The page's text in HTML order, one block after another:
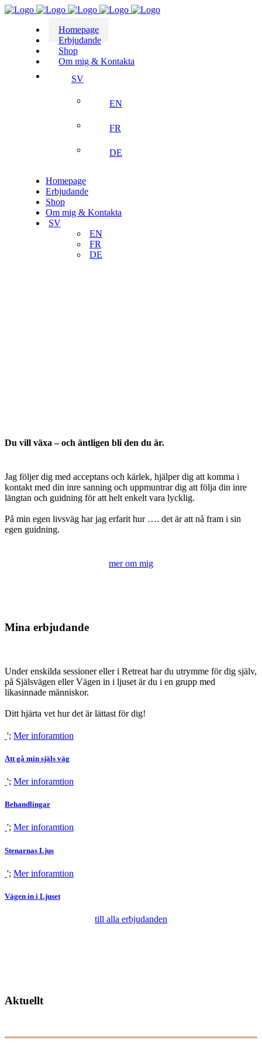
Homepage
Erbjudande
Shop
Om mig & Kontakta
SV
EN
FR
DE
Homepage
Erbjudande
Shop
Om mig & Kontakta
SV
EN
FR
DE
Du vill växa – och äntligen bli den du är.
Jag följer dig med acceptans och kärlek, hjälper dig att komma i
kontakt med din inre sanning och uppmuntrar dig att följa din inre
längtan och guidning för att helt enkelt vara lycklig.
På min egen livsväg har jag erfarit hur …. det är att nå fram i sin
egen guidning.
mer om mig
Mina erbjudande
Under enskilda sessioner eller i Retreat har du utrymme för dig själv,
på Själsvägen eller Vägen in i ljuset är du i en grupp med
likasinnade människor.
Ditt hjärta vet hur det är lättast för dig!
'; Mer inforamtion
Att gå min själs väg
'; Mer inforamtion
Behandlingar
'; Mer inforamtion
Stenarnas Ljus
'; Mer inforamtion
Vägen in i Ljuset
till alla erbjudanden
Aktuellt